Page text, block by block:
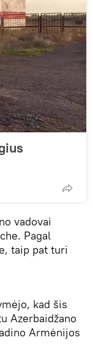
vadovai
Pagal
taip pat turi
kad šis
Azerbaidžano
Armėnijos